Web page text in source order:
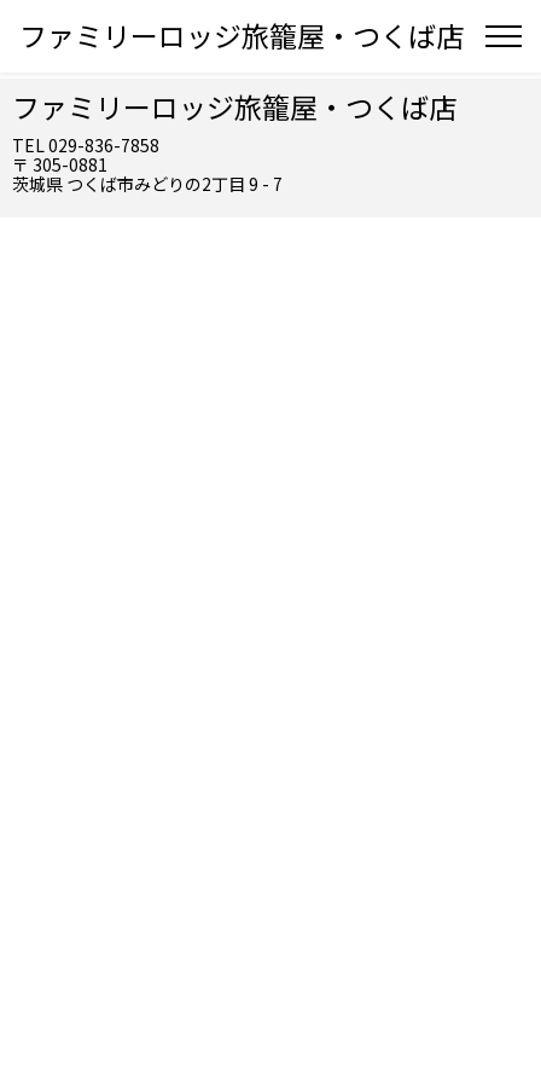
ファミリーロッジ旅籠屋・つくば店
ファミリーロッジ旅籠屋・つくば店
TEL 029-836-7858
〒 305-0881
茨城県 つくば市みどりの2丁目 9 - 7